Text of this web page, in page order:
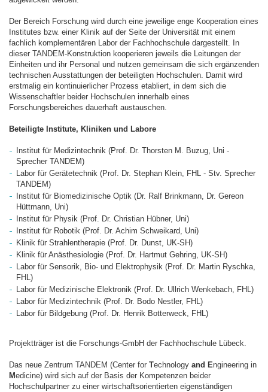
Der Bereich Forschung wird durch eine jeweilige enge Kooperation eines
Institutes bzw. einer Klinik auf der Seite der Universität mit einem
fachlich komplementären Labor der Fachhochschule dargestellt. In
dieser TANDEM-Konstruktion kooperieren jeweils die Leitungen der
Einheiten und ihr Personal und nutzen gemeinsam die sich ergänzenden
technischen Ausstattungen der beteiligten Hochschulen. Damit wird
erstmalig ein kontinuierlicher Prozess etabliert, in dem sich die
Wissenschaftler beider Hochschulen innerhalb eines
Forschungsbereiches dauerhaft austauschen.
Beteiligte Institute, Kliniken und Labore
Institut für Medizintechnik (Prof. Dr. Thorsten M. Buzug, Uni -
Sprecher TANDEM)
Labor für Gerätetechnik (Prof. Dr. Stephan Klein, FHL - Stv. Sprecher
TANDEM)
Institut für Biomedizinische Optik (Dr. Ralf Brinkmann, Dr. Gereon
Hüttmann, Uni)
Institut für Physik (Prof. Dr. Christian Hübner, Uni)
Institut für Robotik (Prof. Dr. Achim Schweikard, Uni)
Klinik für Strahlentherapie (Prof. Dr. Dunst, UK-SH)
Klinik für Anästhesiologie (Prof. Dr. Hartmut Gehring, UK-SH)
Labor für Sensorik, Bio- und Elektrophysik (Prof. Dr. Martin Ryschka,
FHL)
Labor für Medizinische Elektronik (Prof. Dr. Ullrich Wenkebach, FHL)
Labor für Medizintechnik (Prof. Dr. Bodo Nestler, FHL)
Labor für Bildgebung (Prof. Dr. Henrik Botterweck, FHL)
Projektträger ist die Forschungs-GmbH der Fachhochschule Lübeck.
Das neue Zentrum TANDEM (Center for Technology and Engineering in
Medicine) wird sich auf der Basis der Kompetenzen beider
Hochschulpartner zu einer wirtschaftsorientierten eigenständigen